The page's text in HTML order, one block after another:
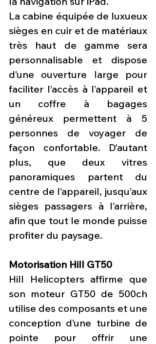
La cabine équipée de luxueux
sièges en cuir et de matériaux
très haut de gamme sera
personnalisable et dispose
d’une ouverture large pour
faciliter l’accès à l’appareil et
un coffre à bagages
généreux permettent à 5
personnes de voyager de
façon confortable. D’autant
plus, que deux vitres
panoramiques partent du
centre de l’appareil, jusqu’aux
sièges passagers à l’arrière,
afin que tout le monde puisse
profiter du paysage.
Motorisation Hill GT50
Hill Helicopters affirme que
son moteur GT50 de 500ch
utilise des composants et une
conception d’une turbine de
pointe pour offrir une